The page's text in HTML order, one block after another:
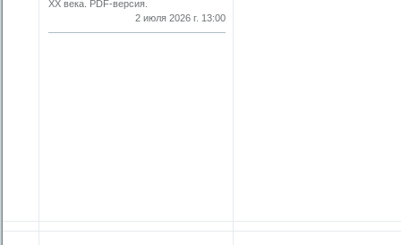
ХХ века. PDF-версия.
2 июля 2026 г. 13:00